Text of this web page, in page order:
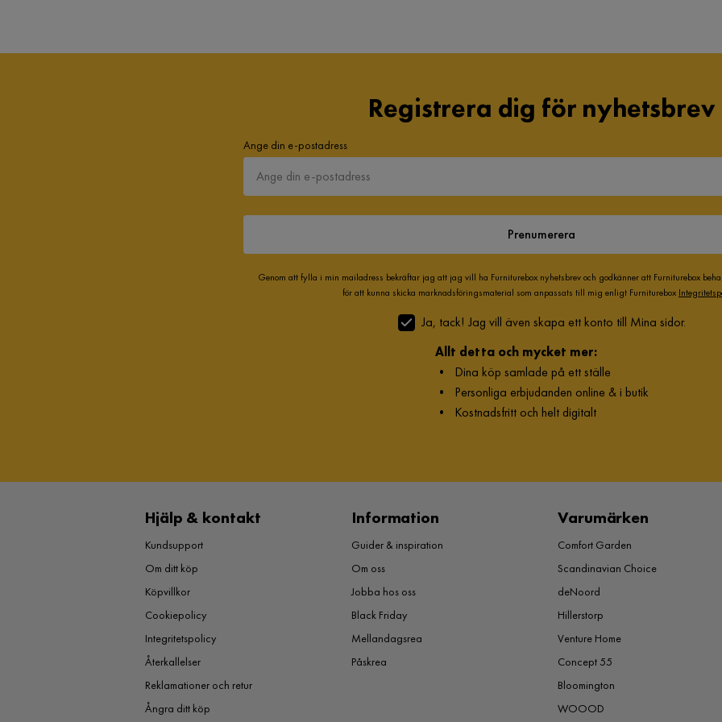
Registrera dig för nyhetsbrev
Ange din e-postadress
Prenumerera
Genom att fylla i min mailadress bekräftar jag att jag vill ha Furniturebox nyhetsbrev och godkänner att Furniturebox
för att kunna skicka marknadsföringsmaterial som anpassats till mig enligt Furniturebox
Ja, tack! Jag vill även skapa ett konto till Mina sidor.
Allt detta och mycket mer:
• Dina köp samlade på ett ställe
• Personliga erbjudanden online & i butik
• Kostnadsfritt och helt digitalt
Hjälp & kontakt
Kundsupport
Om ditt köp
Köpvillkor
Cookiepolicy
Integritetspolicy
Återkallelser
Reklamationer och retur
Ångra ditt köp
Information
Guider & inspiration
Om oss
Jobba hos oss
Black Friday
Mellandagsrea
Påskrea
Varumärken
Comfort Garden
Scandinavian Choice
deNoord
Hillerstorp
Venture Home
Concept 55
Bloomington
WOOOD